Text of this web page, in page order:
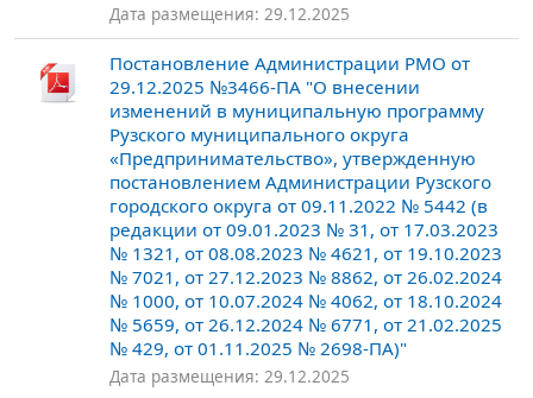
Дата размещения: 29.12.2025
Постановление Администрации РМО от
29.12.2025 №3466-ПА "О внесении
изменений в муниципальную программу
Рузского муниципального округа
«Предпринимательство», утвержденную
постановлением Администрации Рузского
городского округа от 09.11.2022 № 5442 (в
редакции от 09.01.2023 № 31, от 17.03.2023
№ 1321, от 08.08.2023 № 4621, от 19.10.2023
№ 7021, от 27.12.2023 № 8862, от 26.02.2024
№ 1000, от 10.07.2024 № 4062, от 18.10.2024
№ 5659, от 26.12.2024 № 6771, от 21.02.2025
№ 429, от 01.11.2025 № 2698-ПА)"
Дата размещения: 29.12.2025